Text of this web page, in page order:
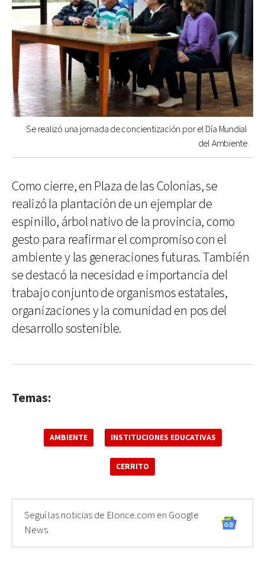
Se realizó una jornada de concientización por el Día Mundial
del Ambiente
Como cierre, en Plaza de las Colonias, se
realizó la plantación de un ejemplar de
espinillo, árbol nativo de la provincia, como
gesto para reafirmar el compromiso con el
ambiente y las generaciones futuras. También
se destacó la necesidad e importancia del
trabajo conjunto de organismos estatales,
organizaciones y la comunidad en pos del
desarrollo sostenible.
Temas:
AMBIENTE INSTITUCIONES EDUCATIVAS
CERRITO
Seguí las noticias de Elonce.com en Google
News